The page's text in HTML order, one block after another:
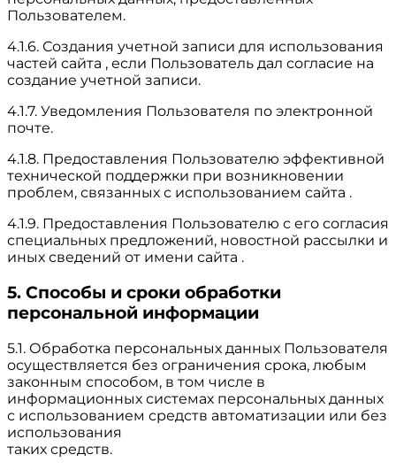
Пользователем.
4.1.6. Создания учетной записи для использования
частей сайта , если Пользователь дал согласие на
создание учетной записи.
4.1.7. Уведомления Пользователя по электронной
почте.
4.1.8. Предоставления Пользователю эффективной
технической поддержки при возникновении
проблем, связанных с использованием сайта .
4.1.9. Предоставления Пользователю с его согласия
специальных предложений, новостной рассылки и
иных сведений от имени сайта .
5. Способы и сроки обработки
персональной информации
5.1. Обработка персональных данных Пользователя
осуществляется без ограничения срока, любым
законным способом, в том числе в
информационных системах персональных данных
с использованием средств автоматизации или без
использования
таких средств.